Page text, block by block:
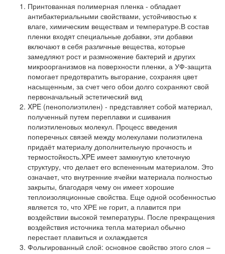
Принтованная полимерная пленка - обладает
антибактериальными свойствами, устойчивостью к
влаге, химическим веществам и температуре.В состав
пленки входят специальные добавки, эти добавки
включают в себя различные вещества, которые
замедляют рост и размножение бактерий и других
микроорганизмов на поверхности пленки, а УФ-защита
помогает предотвратить выгорание, сохраняя цвет
насыщенным, за счет чего обои долго сохраняют свой
первоначальный эстетический вид
XPE (пенополиэтилен) - представляет собой материал,
полученный путем переплавки и сшивания
полиэтиленовых молекул. Процесс введения
поперечных связей между молекулами полиэтилена
придаёт материалу дополнительную прочность и
термостойкость.XPE имеет замкнутую клеточную
структуру, что делает его вспененным материалом. Это
означает, что внутренние ячейки материала полностью
закрыты, благодаря чему он имеет хорошие
теплоизоляционные свойства. Еще одной особенностью
является то, что ХРЕ не горит, а плавится при
воздействии высокой температуры. После прекращения
воздействия источника тепла материал обычно
перестает плавиться и охлаждается
Фольгированный слой: основное свойство этого слоя –